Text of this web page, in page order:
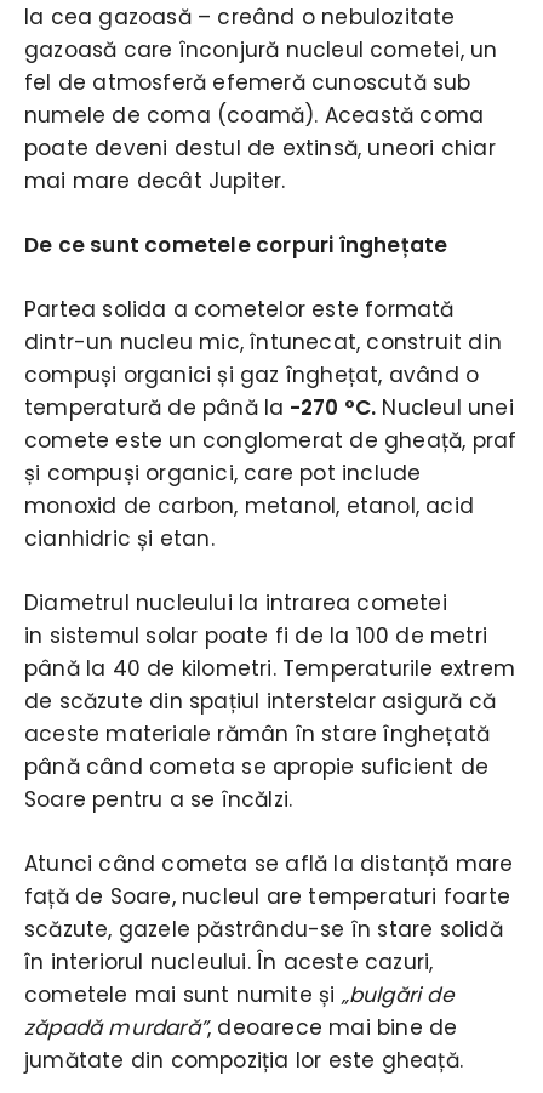
la cea gazoasă – creând o nebulozitate
gazoasă care înconjură nucleul cometei, un
fel de atmosferă efemeră cunoscută sub
numele de coma (coamă). Această coma
poate deveni destul de extinsă, uneori chiar
mai mare decât Jupiter.
De ce sunt cometele corpuri înghețate
Partea solida a cometelor este formată
dintr-un nucleu mic, întunecat, construit din
compuși organici și gaz înghețat, având o
temperatură de până la -270 °C. Nucleul unei
comete este un conglomerat de gheață, praf
și compuși organici, care pot include
monoxid de carbon, metanol, etanol, acid
cianhidric și etan.
Diametrul nucleului la intrarea cometei
in sistemul solar poate fi de la 100 de metri
până la 40 de kilometri. Temperaturile extrem
de scăzute din spațiul interstelar asigură că
aceste materiale rămân în stare înghețată
până când cometa se apropie suficient de
Soare pentru a se încălzi.
Atunci când cometa se află la distanță mare
față de Soare, nucleul are temperaturi foarte
scăzute, gazele păstrându-se în stare solidă
în interiorul nucleului. În aceste cazuri,
cometele mai sunt numite și „bulgări de
zăpadă murdară”, deoarece mai bine de
jumătate din compoziția lor este gheață.